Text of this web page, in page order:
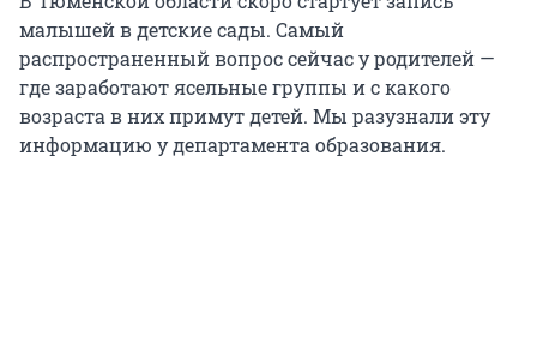
малышей в детские сады. Самый
распространенный вопрос сейчас у родителей —
где заработают ясельные группы и с какого
возраста в них примут детей. Мы разузнали эту
информацию у департамента образования.